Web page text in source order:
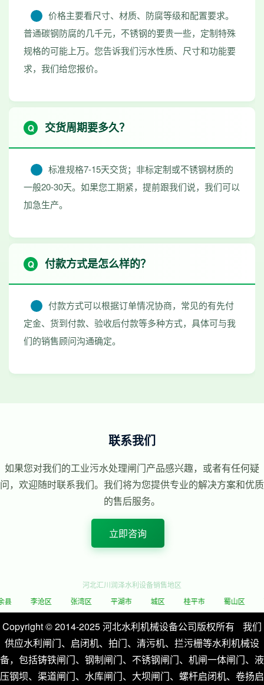
价格主要看尺寸、材质、防腐等级和配置要求。
普通碳钢防腐的几千元，不锈钢的要贵一些，定制特殊
规格的可能上万。您告诉我们污水性质、尺寸和功能要
求，我们给您报价。
交货周期要多久？
标准规格7-15天交货；非标定制或不锈钢材质的
一般20-30天。如果您工期紧，提前跟我们说，我们可以
加急生产。
付款方式是怎么样的？
付款方式可以根据订单情况协商，常见的有先付
定金、货到付款、验收后付款等多种方式，具体可与我
们的销售顾问沟通确定。
联系我们
如果您对我们的工业污水处理闸门产品感兴趣，或者有任何疑
问，欢迎随时联系我们。我们将为您提供专业的解决方案和优质
的售后服务。
立即咨询
河北汇川润泽水利设备销售地区
李沧区
张湾区 平湖市 城区 桂平市 蜀山区 西秀区
Copyright © 2014-2025 河北水利机械设备公司版权所有
我们
供应水利闸门、启闭机、拍门、清污机、拦污栅等水利机械设
备，包括铸铁闸门、钢制闸门、不锈钢闸门、机闸一体闸门、液
压钢坝、渠道闸门、水库闸门、大坝闸门、螺杆启闭机、卷扬启